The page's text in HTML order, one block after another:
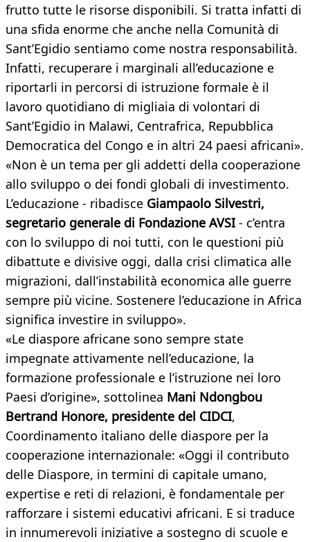
frutto tutte le risorse disponibili. Si tratta infatti di
una sfida enorme che anche nella Comunità di
Sant’Egidio sentiamo come nostra responsabilità.
Infatti, recuperare i marginali all’educazione e
riportarli in percorsi di istruzione formale è il
lavoro quotidiano di migliaia di volontari di
Sant’Egidio in Malawi, Centrafrica, Repubblica
Democratica del Congo e in altri 24 paesi africani».
«Non è un tema per gli addetti della cooperazione
allo sviluppo o dei fondi globali di investimento.
L’educazione - ribadisce Giampaolo Silvestri,
segretario generale di Fondazione AVSI- c’entra
con lo sviluppo di noi tutti, con le questioni più
dibattute e divisive oggi, dalla crisi climatica alle
migrazioni, dall’instabilità economica alle guerre
sempre più vicine. Sostenere l’educazione in Africa
significa investire in sviluppo».
«Le diaspore africane sono sempre state
impegnate attivamente nell’educazione, la
formazione professionale e l’istruzione nei loro
Paesi d’origine», sottolinea Mani Ndongbou
Bertrand Honore, presidente del CIDCI,
Coordinamento italiano delle diaspore per la
cooperazione internazionale: «Oggi il contributo
delle Diaspore, in termini di capitale umano,
expertise e reti di relazioni, è fondamentale per
rafforzare i sistemi educativi africani. E si traduce
in innumerevoli iniziative a sostegno di scuole e